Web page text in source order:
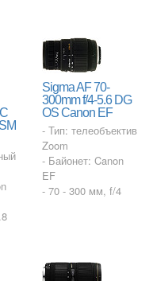
Sigma AF 70-
300mm f/4-5.6 DG
OS Canon EF
- Тип: телеобъектив
Zoom
- Байонет: Canon
EF
- 70 - 300 мм, f/4